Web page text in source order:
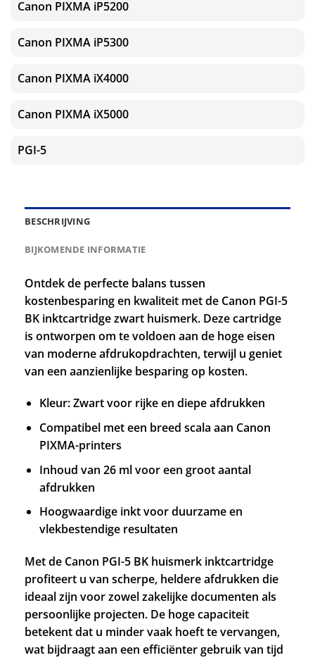
Canon PIXMA iP5200
Canon PIXMA iP5300
Canon PIXMA iX4000
Canon PIXMA iX5000
PGI-5
BESCHRIJVING
BIJKOMENDE INFORMATIE
Ontdek de perfecte balans tussen
kostenbesparing en kwaliteit met de Canon PGI-5
BK inktcartridge zwart huismerk. Deze cartridge
is ontworpen om te voldoen aan de hoge eisen
van moderne afdrukopdrachten, terwijl u geniet
van een aanzienlijke besparing op kosten.
Kleur: Zwart voor rijke en diepe afdrukken
Compatibel met een breed scala aan Canon
PIXMA-printers
Inhoud van 26 ml voor een groot aantal
afdrukken
Hoogwaardige inkt voor duurzame en
vlekbestendige resultaten
Met de Canon PGI-5 BK huismerk inktcartridge
profiteert u van scherpe, heldere afdrukken die
ideaal zijn voor zowel zakelijke documenten als
persoonlijke projecten. De hoge capaciteit
betekent dat u minder vaak hoeft te vervangen,
wat bijdraagt aan een efficiënter gebruik van tijd